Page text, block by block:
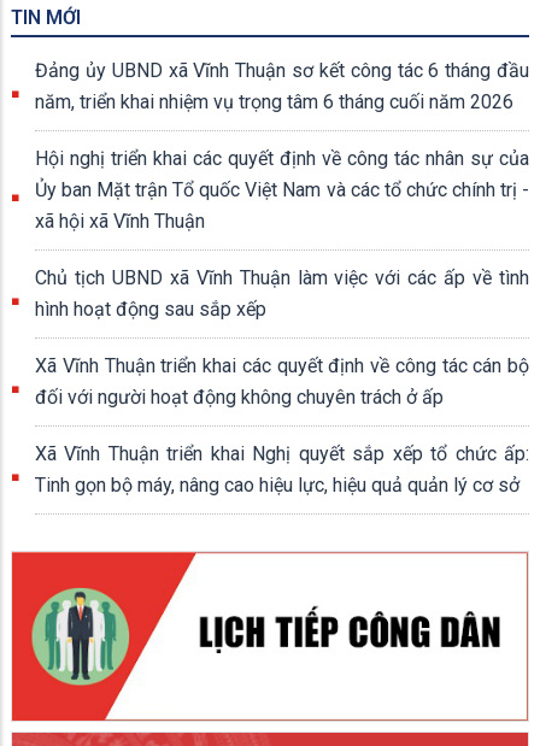
TIN MỚI
Đảng ủy UBND xã Vĩnh Thuận sơ kết công tác 6 tháng đầu
năm, triển khai nhiệm vụ trọng tâm 6 tháng cuối năm 2026
Hội nghị triển khai các quyết định về công tác nhân sự của
Ủy ban Mặt trận Tổ quốc Việt Nam và các tổ chức chính trị -
xã hội xã Vĩnh Thuận
Chủ tịch UBND xã Vĩnh Thuận làm việc với các ấp về tình
hình hoạt động sau sắp xếp
Xã Vĩnh Thuận triển khai các quyết định về công tác cán bộ
đối với người hoạt động không chuyên trách ở ấp
Xã Vĩnh Thuận triển khai Nghị quyết sắp xếp tổ chức ấp:
Tinh gọn bộ máy, nâng cao hiệu lực, hiệu quả quản lý cơ sở